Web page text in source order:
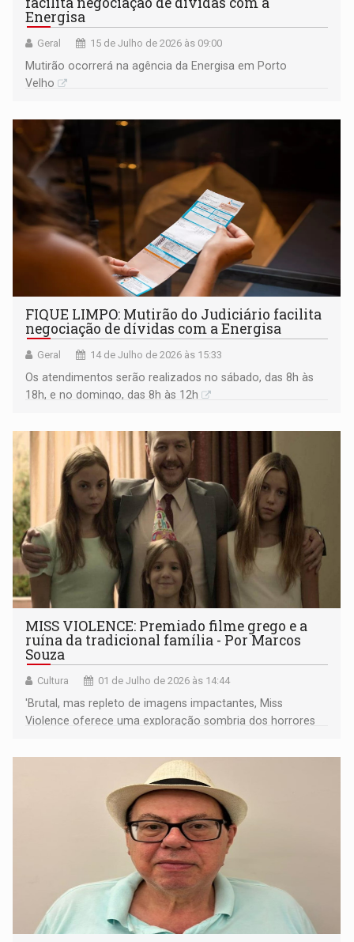
Energisa
Geral 15 de Julho de 2026 às 09:00
Mutirão ocorrerá na agência da Energisa em Porto
Velho
FIQUE LIMPO: Mutirão do Judiciário facilita
negociação de dívidas com a Energisa
Geral 14 de Julho de 2026 às 15:33
Os atendimentos serão realizados no sábado, das 8h às
18h, e no domingo, das 8h às 12h
MISS VIOLENCE: Premiado filme grego e a
ruína da tradicional família - Por Marcos
Souza
Cultura 01 de Julho de 2026 às 14:44
'Brutal, mas repleto de imagens impactantes, Miss
Violence oferece uma exploração sombria dos horrores